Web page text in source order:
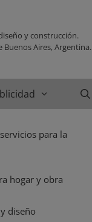
y construcción.
Buenos Aires, Argentina.